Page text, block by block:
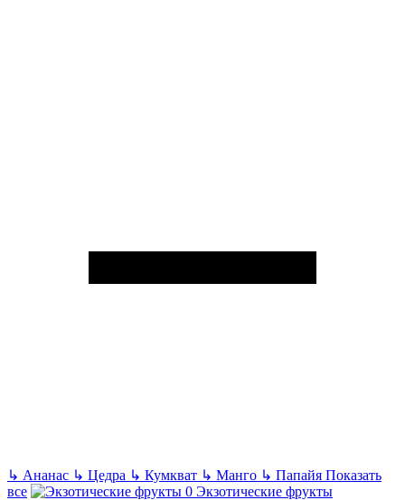
↳ Ананас ↳ Цедра ↳ Кумкват ↳ Манго ↳ Папайя Показать
все
Экзотические фрукты